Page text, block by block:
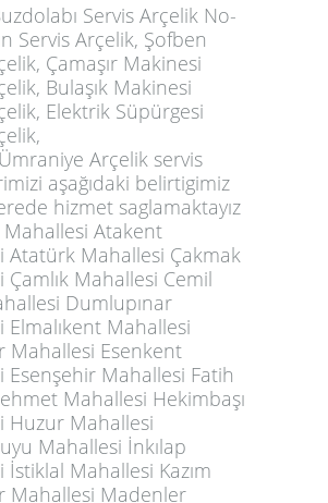
Servis Arçelik No-
Servis Arçelik, Şofben
Çamaşır Makinesi
Bulaşık Makinesi
Elektrik Süpürgesi
Arçelik servis
aşağıdaki belirtigimiz
hizmet saglamaktayız
Atakent
Atatürk Mahallesi Çakmak
Çamlık Mahallesi Cemil
Dumlupınar
Elmalıkent Mahallesi
Mahallesi Esenkent
Esenşehir Mahallesi Fatih
Mahallesi Hekimbaşı
Huzur Mahallesi
Mahallesi İnkılap
İstiklal Mahallesi Kazım
Mahallesi Madenler